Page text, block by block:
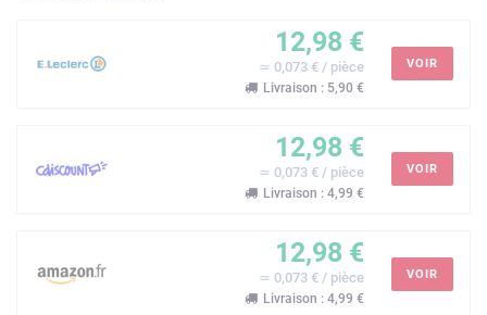
12,98 €
≃ 0,073 € / pièce
Livraison : 5,90 €
VOIR
12,98 €
≃ 0,073 € / pièce
Livraison : 4,99 €
VOIR
12,98 €
≃ 0,073 € / pièce
Livraison : 4,99 €
VOIR